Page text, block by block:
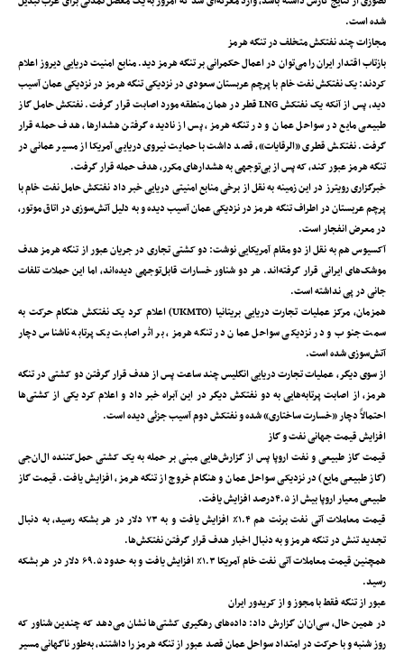
شده است.
مجازات چند نفتکش متخلف در تنگه هرمز
بازتاب اقتدار ایران را می‌توان در اعمال حکمرانی بر تنگه هرمز دید. منابع امنیت دریایی دیروز اعلام
کردند: یک نفتکش نفت خام با پرچم عربستان سعودی در نزدیکی تنگه هرمز در نزدیکی عمان آسیب
دید، پس از آنکه یک نفتکش LNG قطر در همان منطقه مورد اصابت قرار گرفت. نفتکش حامل گاز
طبیعی مایع در سواحل عمان و در تنگه هرمز، پس از نادیده گرفتن هشدارها، هدف حمله قرار
گرفت. نفتکش قطری «الرقایات»، قصد داشت با حمایت نیروی دریایی آمریکا از مسیر عمانی در
تنگه هرمز عبور کند، که پس از بی‌توجهی به هشدارهای مکرر، هدف حمله قرار گرفت.
خبرگزاری رویترز در این زمینه به نقل از برخی منابع امنیتی دریایی خبر داد نفتکش حامل نفت خام با
پرچم عربستان در اطراف تنگه هرمز در نزدیکی عمان آسیب دیده و به دلیل آتش‌سوزی در اتاق موتور،
در معرض انفجار است.
آکسیوس هم به نقل از دو مقام آمریکایی نوشت: دو کشتی تجاری در جریان عبور از تنگه هرمز هدف
موشک‌های ایرانی قرار گرفته‌اند. هر دو شناور خسارات قابل‌توجهی دیده‌اند، اما این حملات تلفات
جانی در پی نداشته است.
همزمان، مرکز عملیات تجارت دریایی بریتانیا (UKMTO) اعلام کرد یک نفتکش هنگام حرکت به
سمت جنوب و در نزدیکی سواحل عمان در تنگه هرمز، بر اثر اصابت یک پرتابه ناشناس دچار
آتش‌سوزی شده است.
از سوی دیگر، عملیات تجارت دریایی انگلیس چند ساعت پس از هدف قرار گرفتن دو کشتی در تنگه
هرمز‌، از اصابت پرتابه‌هایی به دو نفتکش دیگر در این آبراه خبر داد و اعلام کرد یکی از کشتی‌ها
احتمالاً دچار «خسارت ساختاری» شده و نفتکش دوم آسیب جزئی دیده است.
افزایش قیمت جهانی نفت و گاز
قیمت گاز طبیعی و نفت اروپا پس از گزارش‌هایی مبنی بر حمله به یک کشتی حمل‌کننده ال‌ان‌جی
(گاز طبیعی مایع) در نزدیکی سواحل عمان و هنگام خروج از تنگه هرمز، افزایش یافت. قیمت گاز
طبیعی معیار اروپا بیش از ۴.۵درصد افزایش یافت.
قیمت معاملات آتی نفت برنت هم ۱.۴٪ افزایش یافت و به ۷۳ دلار در هر بشکه رسید، به دنبال
تجدید تنش در تنگه هرمز و به دنبال اخبار هدف قرار گرفتن نفتکش‌ها.
همچنین قیمت معاملات آتی نفت خام آمریکا ۱.۳٪ افزایش یافت و به حدود ۶۹.۵ دلار در هر بشکه
رسید.
عبور از تنگه فقط با مجوز و از کریدور ایران
در همین حال، سی‌ان‌ان گزارش داد: داده‌های رهگیری کشتی‌ها نشان می‌دهد که چندین شناور که
روز شنبه و با حرکت در امتداد سواحل عمان قصد عبور از تنگه هرمز را داشتند، به‌طور ناگهانی مسیر